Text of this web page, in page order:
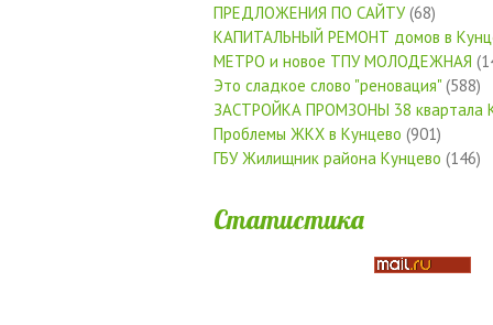
ПРЕДЛОЖЕНИЯ ПО САЙТУ(68)
КАПИТАЛЬНЫЙ РЕМОНТ домов в
МЕТРО и новое ТПУ МОЛОДЕЖНАЯ
Это сладкое слово "реновация" (588)
ЗАСТРОЙКА ПРОМЗОНЫ 38 квартала
Проблемы ЖКХ в Кунцево (901)
ГБУ Жилищник района Кунцево (146)
Статистика